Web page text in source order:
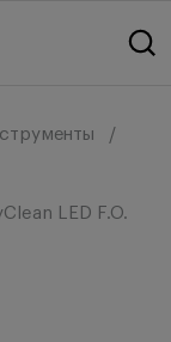
LED F.O.